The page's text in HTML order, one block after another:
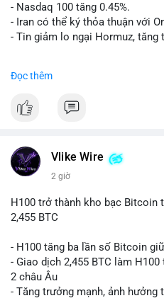
- Nasdaq 100 tăng 0.45%.
- Iran có thể ký thỏa thuận với
- Tin giảm lo ngại Hormuz, tăng
📰 Nguồn: CoinDesk
Đọc thêm
Vlike Wire
2 giờ
H100 trở thành kho bạc Bitcoin
2,455 BTC
- H100 tăng ba lần số Bitcoin
- Giao dịch 2,455 BTC làm
2 châu Âu
- Tăng trưởng mạnh, ảnh hưởng